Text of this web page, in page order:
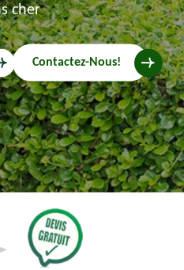
cher
Contactez-Nous!